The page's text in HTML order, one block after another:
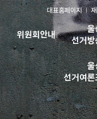
대표홈페이지
위원회안내
울
선거
울
선거여